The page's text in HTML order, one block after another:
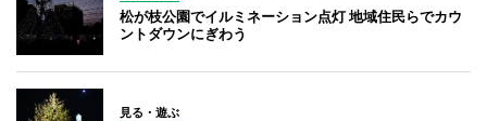
松が枝公園でイルミネーション点灯 地域住民らでカウ
ントダウンにぎわう
見る・遊ぶ